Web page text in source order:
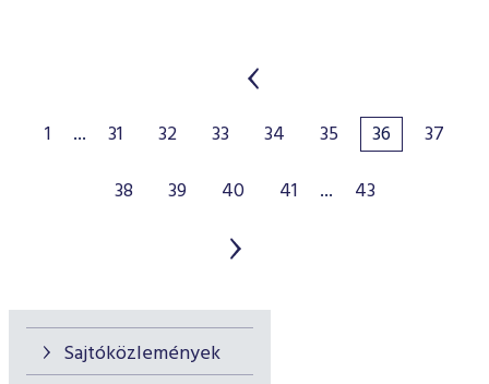
Sajtóközlemények
1 ... 31 32 33 34 35 36
37
38
39 40 41 ... 43